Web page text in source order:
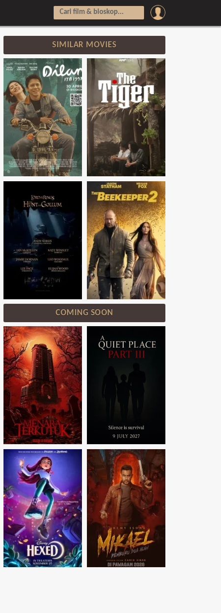
SIMILAR MOVIES
COMING SOON